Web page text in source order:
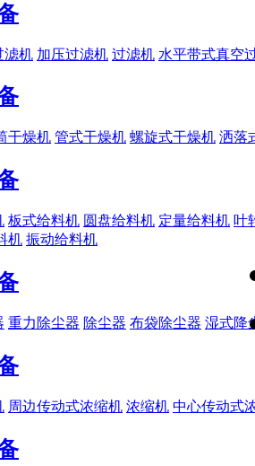
滤机 加压过滤机 过滤机 水平带式真空
干燥机 管式干燥机 螺旋式干燥机 洒落
板式给料机 圆盘给料机 定量给料机 叶
机 振动给料机
重力除尘器 除尘器 布袋除尘器 湿式降
周边传动式浓缩机 浓缩机 中心传动式